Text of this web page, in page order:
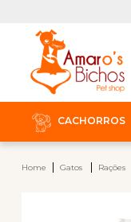
CACHORROS
Home Gatos Rações